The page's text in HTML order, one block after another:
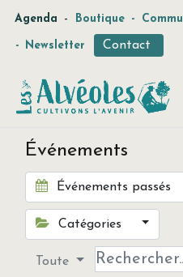
Agenda - Boutique -
- Newsletter Contact
Événements
Événements passés
Catégories
Toute